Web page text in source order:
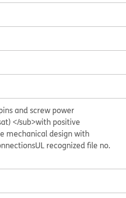
and screw power
</sub>with positive
mechanical design with
UL recognized file no.